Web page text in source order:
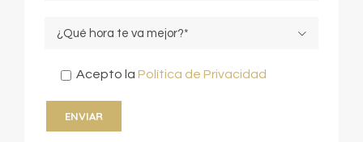

Acepto la Política de Privacidad